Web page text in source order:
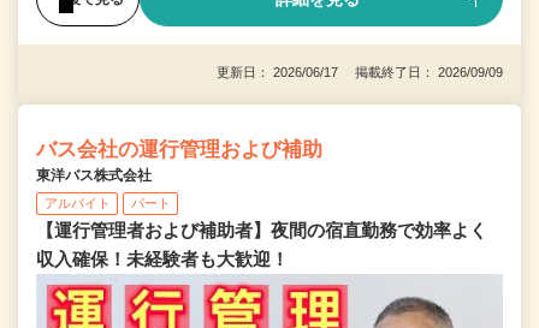
更新日： 2026/06/17 掲載終了日： 2026/09/09
バス会社の運行管理および補助
東洋バス株式会社
アルバイト パート
【運行管理者および補助者】夜間の宿直勤務で効率よく
収入確保！未経験者も大歓迎！